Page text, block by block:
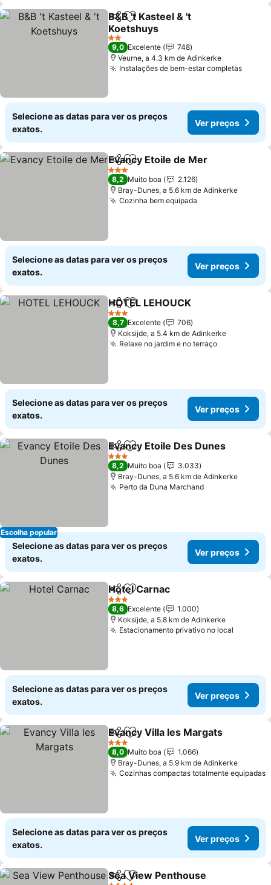
PartilharAdicionar aos favoritos
B&B 't Kasteel & 't
Koetshuys
2 Estrelas
9,0 Excelente
748
Veurne, a 4.3 km de Adinkerke
Instalações de bem-estar completas
Selecione as datas para ver os preços
exatos.
Ver preços
PartilharAdicionar aos favoritos
Evancy Etoile de Mer
3 Estrelas
8,2 Muito boa
2.126
Bray-Dunes, a 5.6 km de Adinkerke
Cozinha bem equipada
Selecione as datas para ver os preços
exatos.
Ver preços
PartilharAdicionar aos favoritos
HOTEL LEHOUCK
3 Estrelas
8,7 Excelente
706
Koksijde, a 5.4 km de Adinkerke
Relaxe no jardim e no terraço
Selecione as datas para ver os preços
exatos.
Ver preços
Escolha popular
PartilharAdicionar aos favoritos
Evancy Etoile Des Dunes
3 Estrelas
8,2 Muito boa
3.033
Bray-Dunes, a 5.6 km de Adinkerke
Perto da Duna Marchand
Selecione as datas para ver os preços
exatos.
Ver preços
PartilharAdicionar aos favoritos
Hotel Carnac
3 Estrelas
8,6 Excelente
1.000
Koksijde, a 5.8 km de Adinkerke
Estacionamento privativo no local
Selecione as datas para ver os preços
exatos.
Ver preços
PartilharAdicionar aos favoritos
Evancy Villa les Margats
3 Estrelas
8,0 Muito boa
1.066
Bray-Dunes, a 5.9 km de Adinkerke
Cozinhas compactas totalmente equipadas
Selecione as datas para ver os preços
exatos.
Ver preços
PartilharAdicionar aos favoritos
Sea View Penthouse